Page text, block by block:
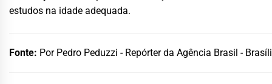
estudos na idade adequada.
Fonte: Por Pedro Peduzzi - Repórter da Agência Brasil -